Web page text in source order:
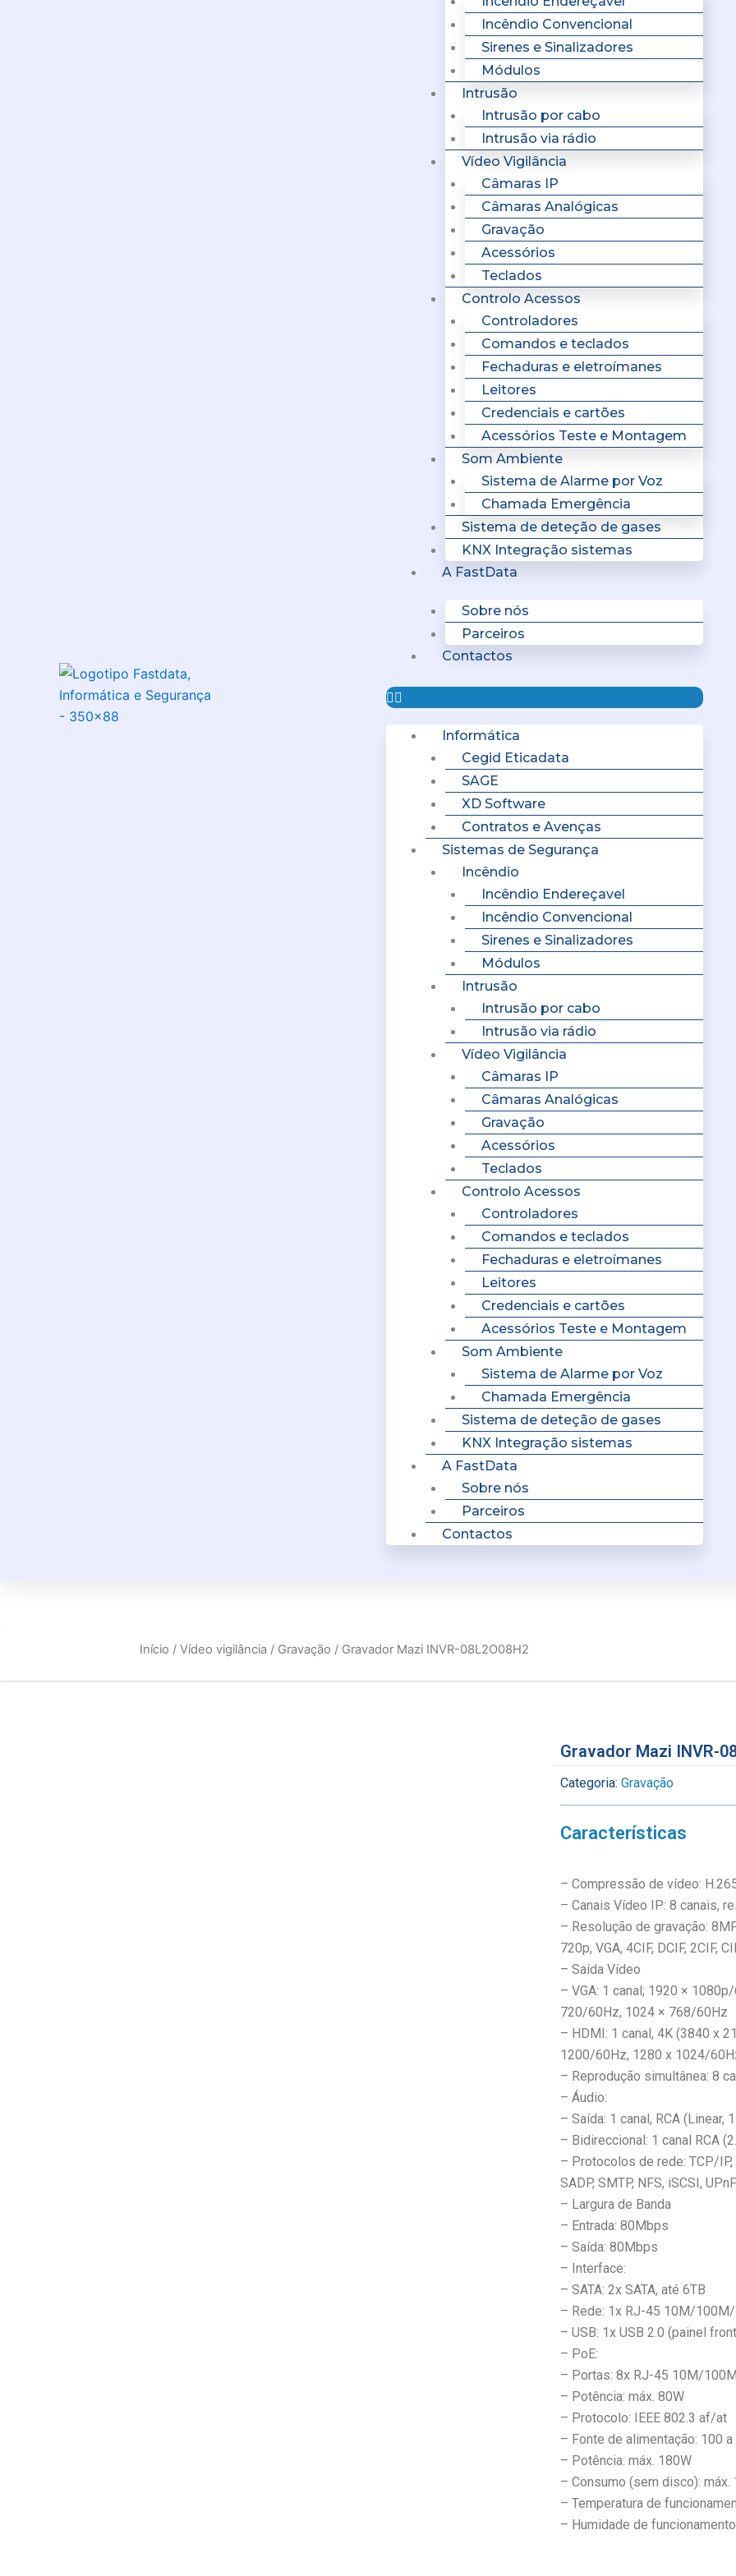
Incêndio Convencional
Sirenes e Sinalizadores
Módulos
Intrusão
Intrusão por cabo
Intrusão via rádio
Vídeo Vigilância
Câmaras IP
Câmaras Analógicas
Gravação
Acessórios
Teclados
Controlo Acessos
Controladores
Comandos e teclados
Fechaduras e eletroímanes
Leitores
Credenciais e cartões
Acessórios Teste e Montagem
Som Ambiente
Sistema de Alarme por Voz
Chamada Emergência
Sistema de deteção de gases
KNX Integração sistemas
A FastData
Sobre nós
Parceiros
Contactos
Informática
Cegid Eticadata
SAGE
XD Software
Contratos e Avenças
Sistemas de Segurança
Incêndio
Incêndio Endereçavel
Incêndio Convencional
Sirenes e Sinalizadores
Módulos
Intrusão
Intrusão por cabo
Intrusão via rádio
Vídeo Vigilância
Câmaras IP
Câmaras Analógicas
Gravação
Acessórios
Teclados
Controlo Acessos
Controladores
Comandos e teclados
Fechaduras e eletroímanes
Leitores
Credenciais e cartões
Acessórios Teste e Montagem
Som Ambiente
Sistema de Alarme por Voz
Chamada Emergência
Sistema de deteção de gases
KNX Integração sistemas
A FastData
Sobre nós
Parceiros
Contactos
Início / Vídeo vigilância / Gravação / Gravador Mazi INVR-08L2O08H2
Gravador Mazi INVR-
Categoria: Gravação
Características
– Compressão de vídeo:
– Canais Vídeo IP: 8 canais,
– Resolução de gravação:
720p, VGA, 4CIF, DCIF, 2CIF,
– Saída Vídeo
– VGA: 1 canal; 1920 ×
720/60Hz, 1024 × 768/60Hz
– HDMI: 1 canal, 4K (3840 x
1200/60Hz, 1280 x 1024/
– Reprodução simultânea: 8
– Áudio:
– Saída: 1 canal, RCA (Linear,
– Bidireccional: 1 canal RCA
– Protocolos de rede: TCP/IP,
SADP, SMTP, NFS, iSCSI,
– Largura de Banda
– Entrada: 80Mbps
– Saída: 80Mbps
– Interface:
– SATA: 2x SATA, até 6TB
– Rede: 1x RJ-45 10M/
– USB: 1x USB 2.0 (painel
– PoE:
– Portas: 8x RJ-45 10M/
– Potência: máx. 80W
– Protocolo: IEEE 802.3 af/at
– Fonte de alimentação: 100 a
– Potência: máx. 180W
– Consumo (sem disco): máx.
– Temperatura de
– Humidade de